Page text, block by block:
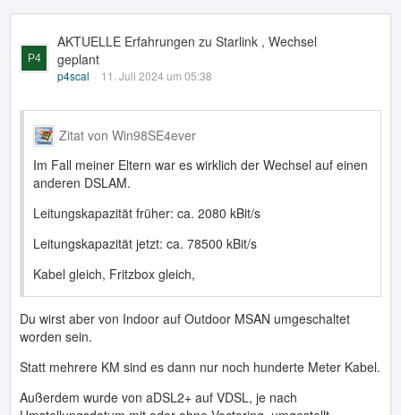
AKTUELLE Erfahrungen zu Starlink , Wechsel
geplant
p4scal 11. Juli 2024 um 05:38
Zitat von Win98SE4ever
Im Fall meiner Eltern war es wirklich der Wechsel auf einen
anderen DSLAM.
Leitungskapazität früher: ca. 2080 kBit/s
Leitungskapazität jetzt: ca. 78500 kBit/s
Kabel gleich, Fritzbox gleich,
Du wirst aber von Indoor auf Outdoor MSAN umgeschaltet
worden sein.
Statt mehrere KM sind es dann nur noch hunderte Meter Kabel.
Außerdem wurde von aDSL2+ auf VDSL, je nach